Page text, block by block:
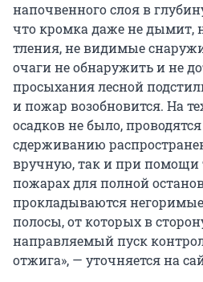
напочвенного слоя в
что кромка даже не дымит,
тления, не видимые
очаги не обнаружить и не
просыхания лесной
и пожар возобновится. На
осадков не было,
сдерживанию
вручную, так и при помощи
пожарах для полной
прокладываются
полосы, от которых в
направляемый пуск
отжига», — уточняется на